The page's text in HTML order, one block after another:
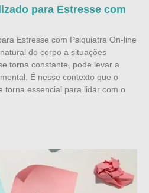
para Estresse com
Estresse com Psiquiatra On-line
do corpo a situações
torna constante, pode levar a
É nesse contexto que o
torna essencial para lidar com o